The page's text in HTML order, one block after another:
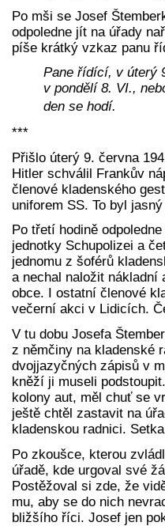
Po mši se Josef
odpoledne jít na úřady
píše krátký vzkaz panu
Pane řídící, v úterý
v pondělí 8. VI.,
den se hodí.
***
Přišlo úterý 9. června
Hitler schválil Frankův
členové kladenského
uniforem SS. To byl
Po třetí hodině
jednotky Schupolizei a
jednomu z šoférů
a nechal naložit nákladní
obce. I ostatní členové
večerní akci v Lidicích.
V tu dobu Josefa
z němčiny na kladenské
dvojjazyčných zápisů v
kněží ji museli
kolony aut, měl chuť se
ještě chtěl zastavit na
kladenskou radnici.
Po zkoušce, kterou
úřadě, kde urgoval své
Postěžoval si zde, že
mu, aby se do nich
bližšího říci. Josef jen